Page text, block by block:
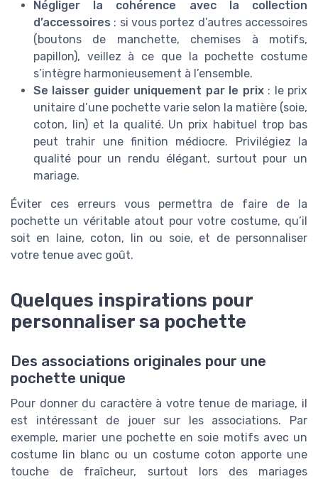
Négliger la cohérence avec la collection
d’accessoires : si vous portez d’autres accessoires
(boutons de manchette, chemises à motifs,
papillon), veillez à ce que la pochette costume
s’intègre harmonieusement à l’ensemble.
Se laisser guider uniquement par le prix: le prix
unitaire d’une pochette varie selon la matière (soie,
coton, lin) et la qualité. Un prix habituel trop bas
peut trahir une finition médiocre. Privilégiez la
qualité pour un rendu élégant, surtout pour un
mariage.
Éviter ces erreurs vous permettra de faire de la
pochette un véritable atout pour votre costume, qu’il
soit en laine, coton, lin ou soie, et de personnaliser
votre tenue avec goût.
Quelques inspirations pour
personnaliser sa pochette
Des associations originales pour une
pochette unique
Pour donner du caractère à votre tenue de mariage, il
est intéressant de jouer sur les associations. Par
exemple, marier une pochette en soie motifs avec un
costume lin blanc ou un costume coton apporte une
touche de fraîcheur, surtout lors des mariages